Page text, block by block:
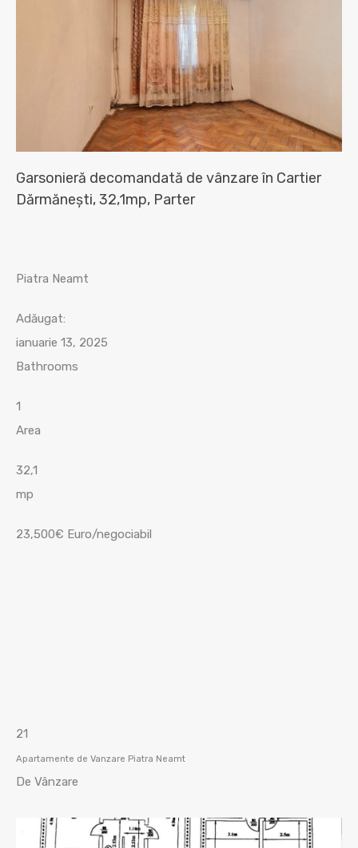
Garsonieră decomandată de vânzare în Cartier
Dărmănești, 32,1mp, Parter
Piatra Neamt
Adăugat:
ianuarie 13, 2025
Bathrooms
1
Area
32,1
mp
23,500€ Euro/negociabil
21
Apartamente de Vanzare Piatra Neamt
De Vânzare